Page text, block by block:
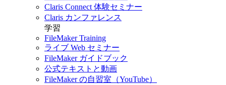
Claris Connect 体験セミナー
Claris カンファレンス
学習
FileMaker Training
ライブ Web セミナー
FileMaker ガイドブック
公式テキストと動画
FileMaker の自習室（YouTube）